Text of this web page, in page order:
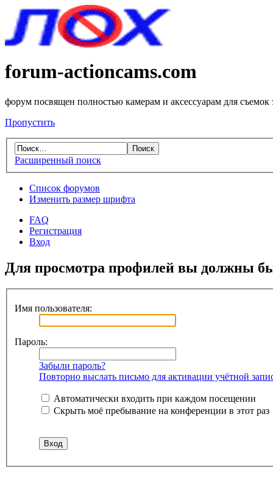
forum-actioncams.com
форум посвящен полностью камерам и аксессуарам для съемок
Пропустить
Расширенный поиск
Список форумов
Изменить размер шрифта
FAQ
Регистрация
Вход
Для просмотра профилей вы должны
Имя пользователя:
Пароль:
Забыли пароль?
Повторно выслать письмо для активации учётной
Автоматически входить при каждом посещении
Скрыть моё пребывание на конференции в этот раз